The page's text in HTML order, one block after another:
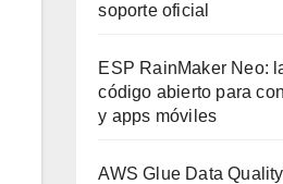
soporte oficial
ESP RainMaker Neo:
código abierto para
y apps móviles
AWS Glue Data